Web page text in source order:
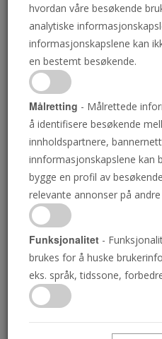
Har det noen betydning
holder-eller om vi
Bibelen søndag som
Sabbaten bare gitt til
kristne blir pålagt å
Herrens dag?
Handlekurv
hvordan våre besøkende
analytiske
informasjonskapslene kan
en bestemt besøkende.
Målretting - Målrettede
å identifisere besøkende
innholdspartnere,
innformasjonskapslene kan
bygge en profil av
relevante annonser på
Funksjonalitet -
brukes for å huske
eks. språk, tidssone,